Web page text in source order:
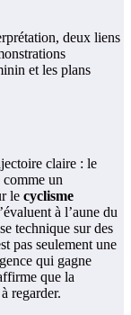
deux liens
et les plans
claire : le
comme un
le cyclisme
à l’aune du
technique sur des
pas seulement une
qui gagne
que la
regarder.